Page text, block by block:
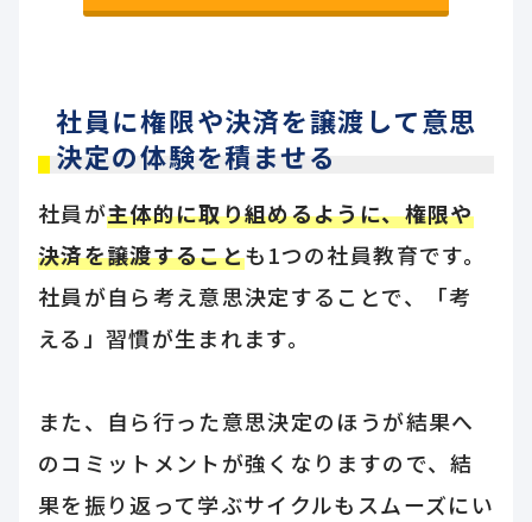
社員に権限や決済を譲渡して意思
決定の体験を積ませる
社員が主体的に取り組めるように、権限や
決済を譲渡することも1つの社員教育です。
社員が自ら考え意思決定することで、「考
える」習慣が生まれます。
また、自ら行った意思決定のほうが結果へ
のコミットメントが強くなりますので、結
果を振り返って学ぶサイクルもスムーズにい